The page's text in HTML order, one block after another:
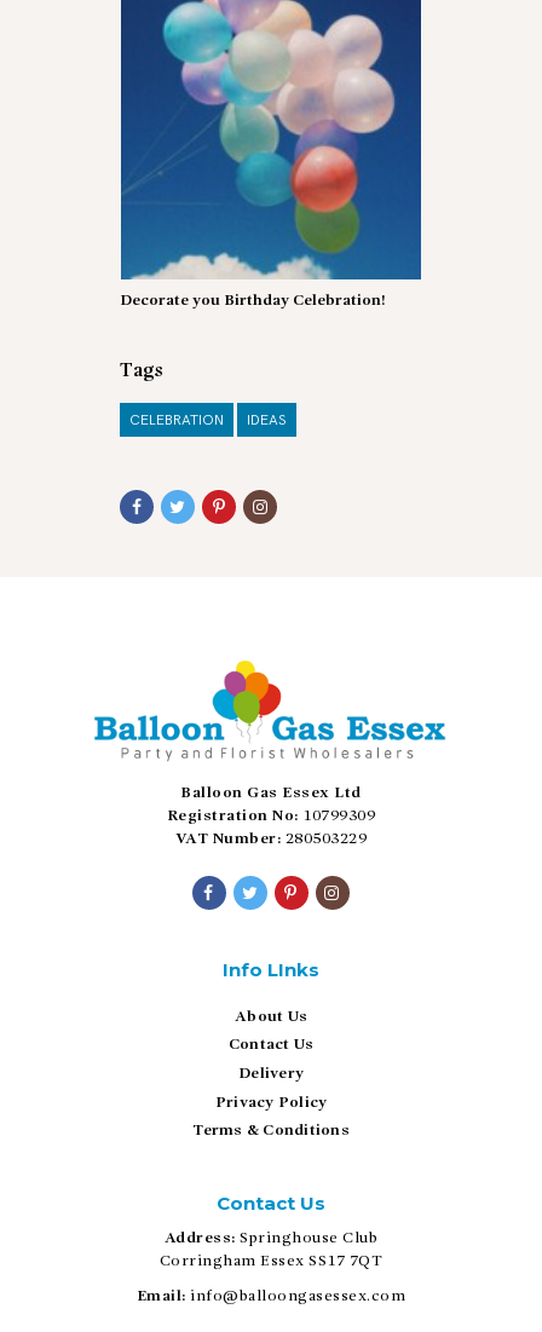
Decorate you Birthday Celebration!
Tags
CELEBRATION IDEAS
Balloon Gas Essex Ltd
Registration No: 10799309
VAT Number: 280503229
Info LInks
About Us
Contact Us
Delivery
Privacy Policy
Terms & Conditions
Contact Us
Address: Springhouse Club
Corringham Essex SS17 7QT
Email: info@balloongasessex.com